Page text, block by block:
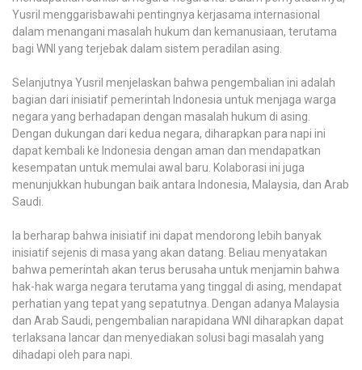
Yusril menggarisbawahi pentingnya kerjasama internasional
dalam menangani masalah hukum dan kemanusiaan, terutama
bagi WNI yang terjebak dalam sistem peradilan asing.
Selanjutnya Yusril menjelaskan bahwa pengembalian ini adalah
bagian dari inisiatif pemerintah Indonesia untuk menjaga warga
negara yang berhadapan dengan masalah hukum di asing.
Dengan dukungan dari kedua negara, diharapkan para napi ini
dapat kembali ke Indonesia dengan aman dan mendapatkan
kesempatan untuk memulai awal baru. Kolaborasi ini juga
menunjukkan hubungan baik antara Indonesia, Malaysia, dan Arab
Saudi.
Ia berharap bahwa inisiatif ini dapat mendorong lebih banyak
inisiatif sejenis di masa yang akan datang. Beliau menyatakan
bahwa pemerintah akan terus berusaha untuk menjamin bahwa
hak-hak warga negara terutama yang tinggal di asing, mendapat
perhatian yang tepat yang sepatutnya. Dengan adanya Malaysia
dan Arab Saudi, pengembalian narapidana WNI diharapkan dapat
terlaksana lancar dan menyediakan solusi bagi masalah yang
dihadapi oleh para napi.